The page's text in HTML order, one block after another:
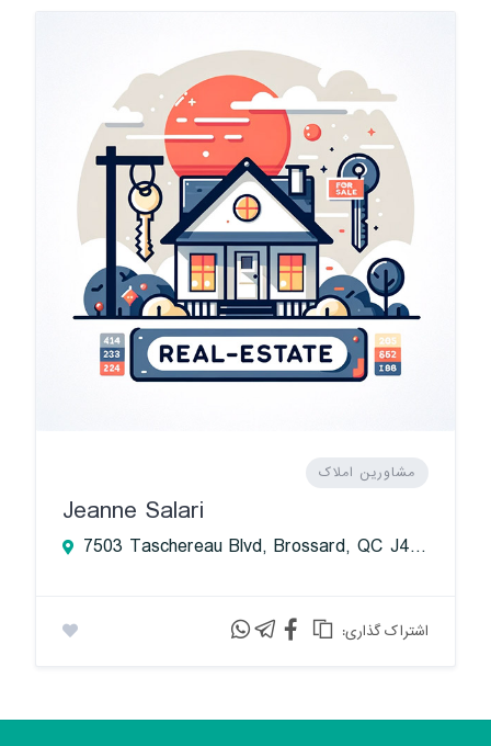
مشاورین املاک
Jeanne Salari
7503 Taschereau Blvd, Brossard, QC J4Y 1A2, Canada
:اشتراک گذاری